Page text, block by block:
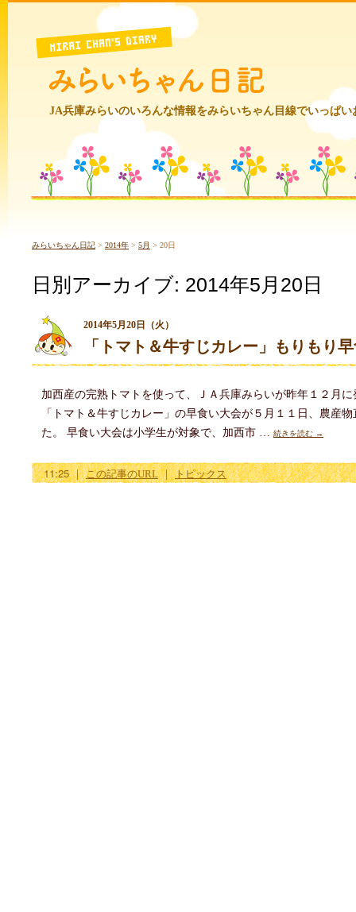
JA兵庫みらいのいろんな情報をみらいちゃん目線でいっぱい
みらいちゃん日記 > 2014年 > 5月 > 20日
日別アーカイブ: 2014年5月20日
2014年5月20日（火）
「トマト＆牛すじカレー」もりもり
加西産の完熟トマトを使って、ＪＡ兵庫みらいが昨年１２月
「トマト＆牛すじカレー」の早食い大会が５月１１日、農産
た。 早食い大会は小学生が対象で、加西市 … 続きを読む →
11:25｜ この記事のURL ｜ トピックス